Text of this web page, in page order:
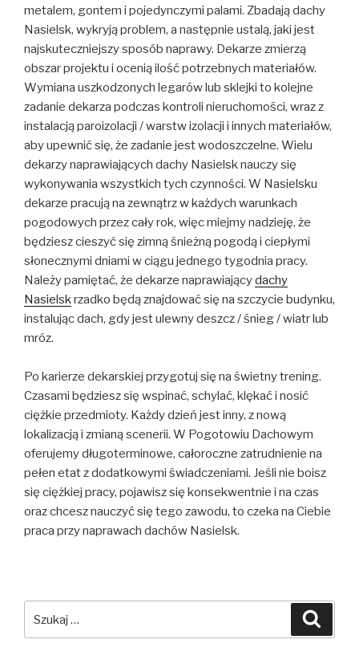
metalem, gontem i pojedynczymi palami. Zbadają dachy
Nasielsk, wykryją problem, a następnie ustalą, jaki jest
najskuteczniejszy sposób naprawy. Dekarze zmierzą
obszar projektu i ocenią ilość potrzebnych materiałów.
Wymiana uszkodzonych legarów lub sklejki to kolejne
zadanie dekarza podczas kontroli nieruchomości, wraz z
instalacją paroizolacji / warstw izolacji i innych materiałów,
aby upewnić się, że zadanie jest wodoszczelne. Wielu
dekarzy naprawiających dachy Nasielsk nauczy się
wykonywania wszystkich tych czynności. W Nasielsku
dekarze pracują na zewnątrz w każdych warunkach
pogodowych przez cały rok, więc miejmy nadzieję, że
będziesz cieszyć się zimną śnieżną pogodą i ciepłymi
słonecznymi dniami w ciągu jednego tygodnia pracy.
Należy pamiętać, że dekarze naprawiającydachy
Nasielskrzadko będą znajdować się na szczycie budynku,
instalując dach, gdy jest ulewny deszcz / śnieg / wiatr lub
mróz.
Po karierze dekarskiej przygotuj się na świetny trening.
Czasami będziesz się wspinać, schylać, klękać i nosić
ciężkie przedmioty. Każdy dzień jest inny, z nową
lokalizacją i zmianą scenerii. W Pogotowiu Dachowym
oferujemy długoterminowe, całoroczne zatrudnienie na
pełen etat z dodatkowymi świadczeniami. Jeśli nie boisz
się ciężkiej pracy, pojawisz się konsekwentnie i na czas
oraz chcesz nauczyć się tego zawodu, to czeka na Ciebie
praca przy naprawach dachów Nasielsk.